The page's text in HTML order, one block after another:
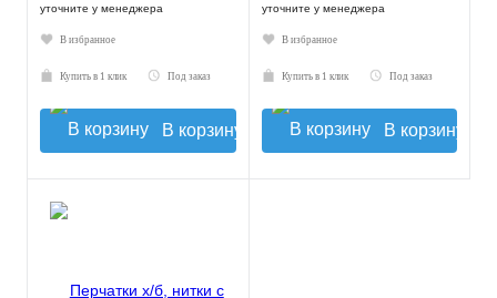
уточните у менеджера
В избранное
Купить в 1 клик Под заказ
В корзину
уточните у менеджера
В избранное
Купить в 1 клик Под заказ
В корзину